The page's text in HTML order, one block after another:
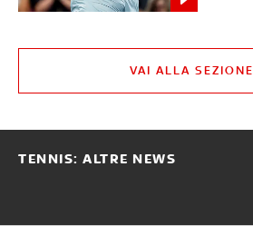
VAI ALLA SEZIONE
TENNIS: ALTRE NEWS